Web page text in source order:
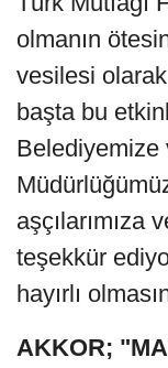
olmanın
vesilesi
başta bu
Belediyemize
aşçılarımıza
teşekkür
hayırlı
AKKOR; "